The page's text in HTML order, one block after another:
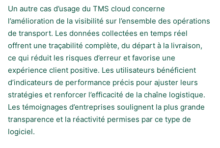
Un autre cas d’usage du TMS cloud concerne
l’amélioration de la visibilité sur l’ensemble des opérations
de transport. Les données collectées en temps réel
offrent une traçabilité complète, du départ à la livraison,
ce qui réduit les risques d’erreur et favorise une
expérience client positive. Les utilisateurs bénéficient
d’indicateurs de performance précis pour ajuster leurs
stratégies et renforcer l’efficacité de la chaîne logistique.
Les témoignages d’entreprises soulignent la plus grande
transparence et la réactivité permises par ce type de
logiciel.